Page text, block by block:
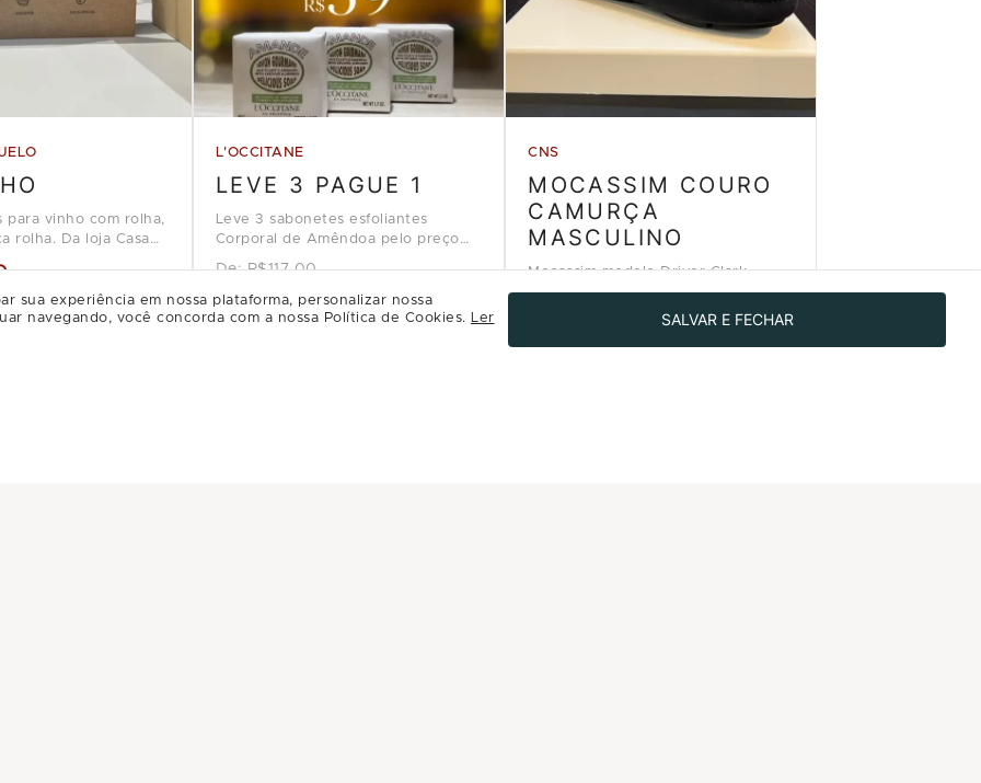
para vinho com rolha,
rolha. Da loja Casa
L'OCCITANE
LEVE 3 PAGUE 1
Leve 3 sabonetes esfoliantes
Corporal de Amêndoa pelo preço
de 1, na loja L'Occitane en
De:R$117.00
Por:R$59.00
CNS
MOCASSIM COURO
CAMURÇA
MASCULINO
Mocassim modelo Driver Clark,
couro camurça azul marinho da loja
sua experiência em nossa plataforma, personalizar nossa
navegando, você concorda com a nossa Política de Cookies. Ler
SALVAR E FECHAR